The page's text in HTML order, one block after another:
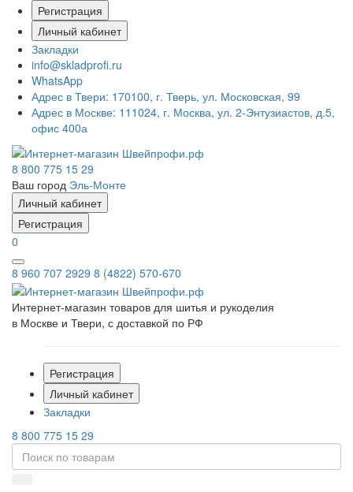
Регистрация
Личный кабинет
Закладки
info@skladprofi.ru
WhatsApp
Адрес в Твери: 170100, г. Тверь, ул. Московская, 99
Адрес в Москве: 111024, г. Москва, ул. 2-Энтузиастов, д.5,
офис 400а
8 800 775 15 29
Ваш город Эль-Монте
Личный кабинет
Регистрация
0
8 960 707 2929 8 (4822) 570-670
Интернет-магазин товаров для шитья и рукоделия
в Москве и Твери, с доставкой по РФ
Регистрация
Личный кабинет
Закладки
8 800 775 15 29